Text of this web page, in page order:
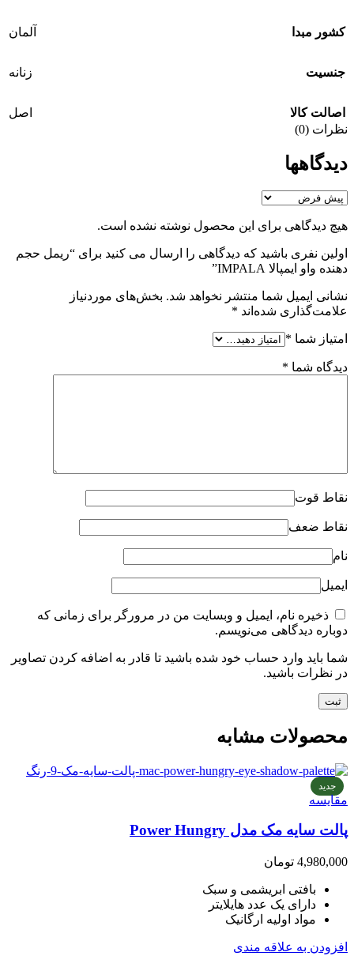
کشور مبدا آلمان
جنسيت زنانه
اصالت کالا
اصل
نظرات (0)
دیدگاهها
هیچ دیدگاهی برای این محصول نوشته نشده است.
اولین نفری باشید که دیدگاهی را ارسال می کنید برای “ریمل حجم
دهنده واو ایمپالا IMPALA”
نشانی ایمیل شما منتشر نخواهد شد. بخش‌های موردنیاز
علامت‌گذاری شده‌اند *
امتیاز شما *
دیدگاه شما *
نقاط قوت
نقاط ضعف
نام
ایمیل
ذخیره نام، ایمیل و وبسایت من در مرورگر برای زمانی که
دوباره دیدگاهی می‌نویسم.
شما باید وارد حساب خود شده باشید تا قادر به اضافه کردن تصاویر
در نظرات باشید.
محصولات مشابه
جدید
مقایسه
پالت سایه مک مدل Power Hungry
4,980,000 تومان
بافتی ابریشمی و سبک
دارای یک عدد هایلایتر
مواد اولیه ارگانیک
افزودن به علاقه مندی